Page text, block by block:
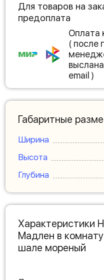
Для товаров на
предоплата
Оплата
( после
email )
Габаритные
Ширина
Высота
Глубина
Характеристики
Мадлен в
шале мореный